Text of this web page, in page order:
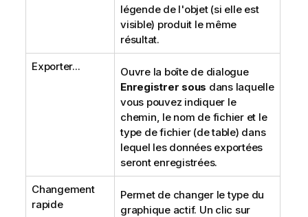
légende de l'objet (si elle est
visible) produit le même
résultat.
Exporter...
Ouvre la boîte de dialogue
Enregistrer sous dans laquelle
vous pouvez indiquer le
chemin, le nom de fichier et le
type de fichier (de table) dans
lequel les données exportées
seront enregistrées.
Changement
rapide
Permet de changer le type du
graphique actif. Un clic sur